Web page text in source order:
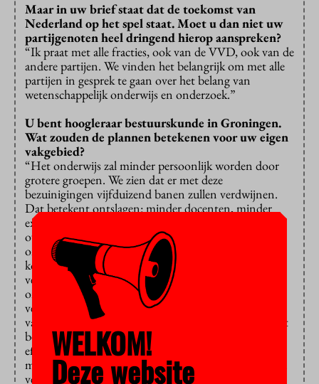
Maar in uw brief staat dat de toekomst van
Nederland op het spel staat. Moet u dan niet uw
partijgenoten heel dringend hierop aanspreken?
“Ik praat met alle fracties, ook van de VVD, ook van de
andere partijen. We vinden het belangrijk om met alle
partijen in gesprek te gaan over het belang van
wetenschappelijk onderwijs en onderzoek.”
U bent hoogleraar bestuurskunde in Groningen.
Wat zouden de plannen betekenen voor uw eigen
vakgebied?
“Het onderwijs zal minder persoonlijk worden door
grotere groepen. We zien dat er met deze
bezuinigingen vijfduizend banen zullen verdwijnen.
Dat betekent ontslagen: minder docenten, minder
expertise. Het zal de vraag zijn of al die opleidingen
overeind kunnen blijven, dus misschien wordt het
onderwijs minder toegankelijk. Ook het onderzoek
komt in het gedrang, terwijl dat de samenleving juist
verder helpt. In de bestuurskunde wordt allerlei
onderzoek gedaan naar maatschappelijke polarisatie,
vertrouwen in de overheid en ook het functioneren
van de overheid: dat zijn allemaal zaken die dit kabinet
belangrijk vindt. De overheid moet van deze coalitie
efficiënter gaan werken met minder ambtenaren en
minder geld. Dan moet je wel weten hoe je dat op een
verstandige manier kunt doen, zodat je het
WELKOM!
Deze website